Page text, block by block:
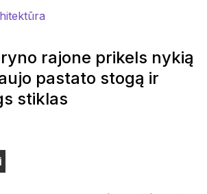
rajone prikels nykią
pastato stogą ir
stiklas